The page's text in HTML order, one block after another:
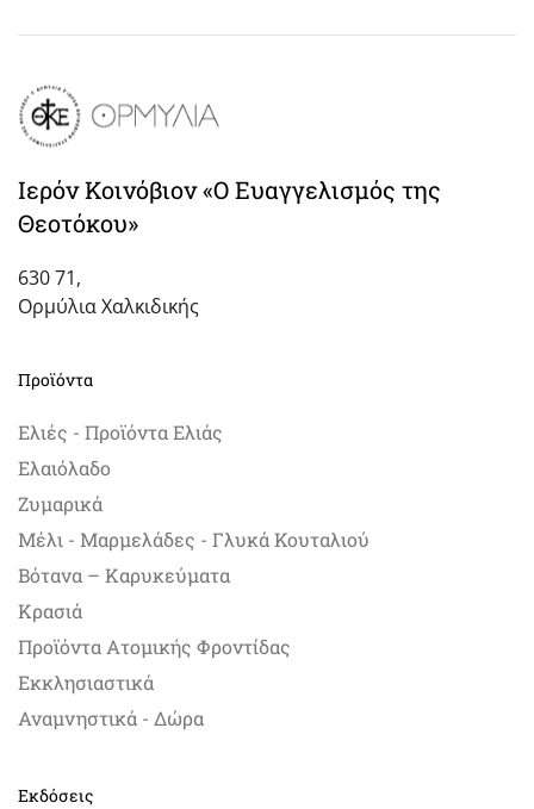
Ιερόν Κοινόβιον «Ο Ευαγγελισμός της
Θεοτόκου»
630 71,
Ορμύλια Χαλκιδικής
Προϊόντα
Ελιές - Προϊόντα Ελιάς
Ελαιόλαδο
Ζυμαρικά
Μέλι - Μαρμελάδες - Γλυκά Κουταλιού
Βότανα – Καρυκεύματα
Κρασιά
Προϊόντα Ατομικής Φροντίδας
Εκκλησιαστικά
Αναμνηστικά - Δώρα
Εκδόσεις